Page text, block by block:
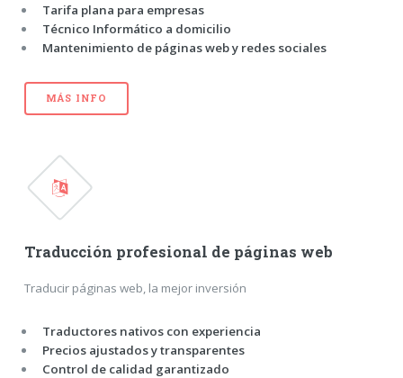
Tarifa plana para empresas
Técnico Informático a domicilio
Mantenimiento de páginas web y redes sociales
MÁS INFO
Traducción profesional de páginas web
Traducir páginas web, la mejor inversión
Traductores nativos con experiencia
Precios ajustados y transparentes
Control de calidad garantizado